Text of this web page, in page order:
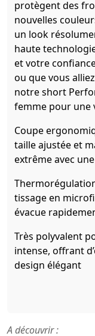
protègent des
nouvelles
un look
haute
et votre
ou que vous
notre short
femme pour une
Coupe
taille ajustée et
extrême avec
tissage en
évacue
Très polyvalent
intense, offrant
design élégant
A découvrir :